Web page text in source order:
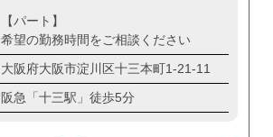
【パート】
希望の勤務時間をご相談ください
大阪府大阪市淀川区十三本町1-21-11
阪急「十三駅」徒歩5分